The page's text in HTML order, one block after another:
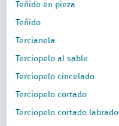
Teñido en pieza
Teñido
Tercianela
Terciopelo al sable
Terciopelo cincelado
Terciopelo cortado
Terciopelo cortado labrado